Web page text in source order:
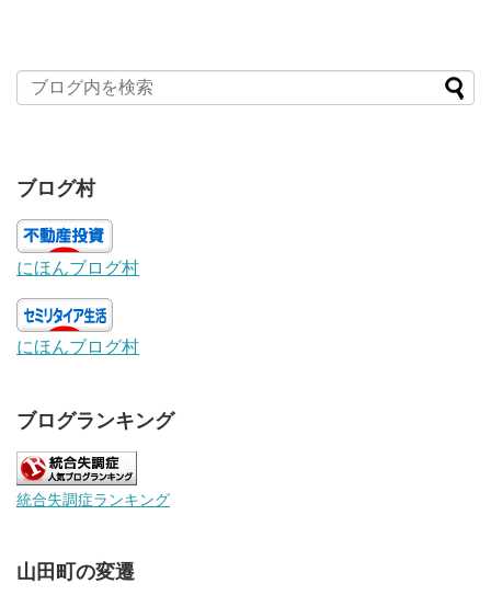
ブログ村
にほんブログ村
にほんブログ村
ブログランキング
統合失調症ランキング
山田町の変遷